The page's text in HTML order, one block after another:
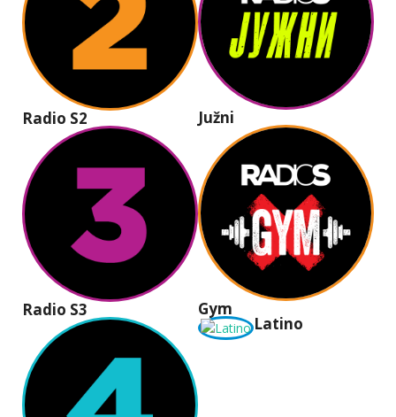
Radio S2
Radio S3
Južni
Gym
Latino